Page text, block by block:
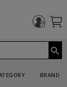
BRAND